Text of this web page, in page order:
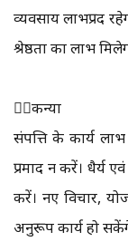
व्यवसाय लाभप्रद
श्रेष्ठता का लाभ
🙎‍♀️कन्या
संपत्ति के कार्य लाभ
प्रमाद न करें। धैर्य
करें। नए विचार,
अनुरूप कार्य हो